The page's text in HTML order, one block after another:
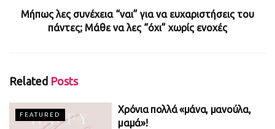
Μήπως λες συνέχεια “ναι” για να ευχαριστήσεις του
πάντες; Μάθε να λες “όχι” χωρίς ενοχές
Related Posts
FEATURED
Χρόνια πολλά «μάνα, μανούλα,
μαμά»!